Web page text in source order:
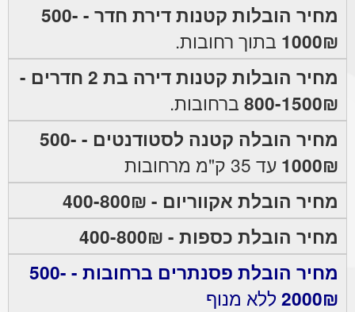
מחיר הובלות קטנות דירת חדר - 500-
1000₪ בתוך רחובות.
מחיר הובלות קטנות דירה בת 2 חדרים -
800-1500₪ ברחובות.
מחיר הובלה קטנה לסטודנטים - 500-
1000₪ עד 35 ק"מ מרחובות
מחיר הובלת אקווריום - 400-800₪
מחיר הובלת כספות - 400-800₪
מחיר הובלת פסנתרים ברחובות - 500-
2000₪ ללא מנוף